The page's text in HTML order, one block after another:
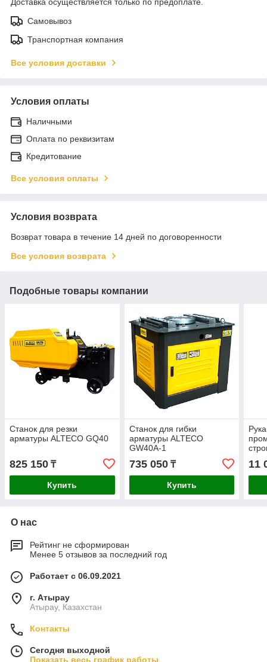
Самовывоз
Транспортная компания
Все условия доставки
Условия оплаты
Наличными
Оплата по реквизитам
Кредитование
Все условия оплаты
Условия возврата
Возврат товара в течение 14 дней по договоренности
Все условия возврата
Подобные товары компании
Станок для резки
арматуры ALTECO GQ40
825 150 ₸
Купить
Станок для гибки
арматуры ALTECO
GW40A-1
735 050₸
Купить
1м
11
О нас
Рейтинг не сформирован
Менее 5 отзывов за последний год
Работает с 06.09.2021
г. Атырау
Атырау, Казахстан
Контакты
Сегодня выходной
Показать весь график работы